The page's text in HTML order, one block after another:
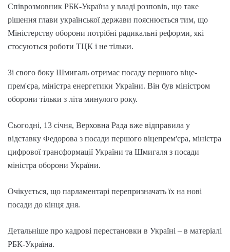
Співрозмовник РБК-Україна у владі розповів, що таке
рішення глави української держави пояснюється тим, що
Міністерству оборони потрібні радикальні реформи, які
стосуються роботи ТЦК і не тільки.
Зі свого боку Шмигаль отримає посаду першого віце-
прем'єра, міністра енергетики України. Він був міністром
оборони тільки з літа минулого року.
Сьогодні, 13 січня, Верховна Рада вже відправила у
відставку Федорова з посади першого віцепрем'єра, міністра
цифрової трансформації України та Шмигаля з посади
міністра оборони України.
Очікується, що парламентарі перепризначать їх на нові
посади до кінця дня.
Детальніше про кадрові перестановки в Україні – в матеріалі
РБК-Україна.